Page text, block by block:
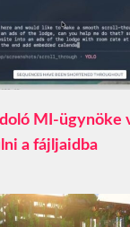
MI-ügynöke
a fájljaidba